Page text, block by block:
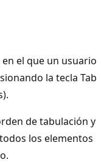
el que un usuario
la tecla Tab
de tabulación y
los elementos